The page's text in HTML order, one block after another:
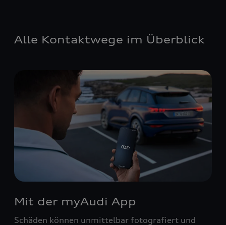
Alle Kontaktwege im Überblick
Mit der myAudi App
Schäden können unmittelbar fotografiert und